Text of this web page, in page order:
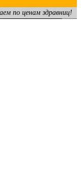
по ценам здравниц!